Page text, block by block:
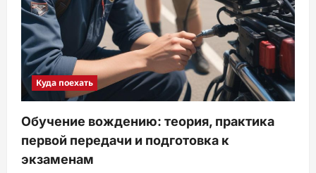
Куда поехать
Обучение вождению: теория, практика
первой передачи и подготовка к
экзаменам